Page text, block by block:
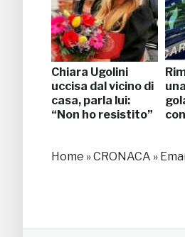
Chiara Ugolini
uccisa dal vicino di
casa, parla lui:
“Non ho resistito”
Home »CRONACA »